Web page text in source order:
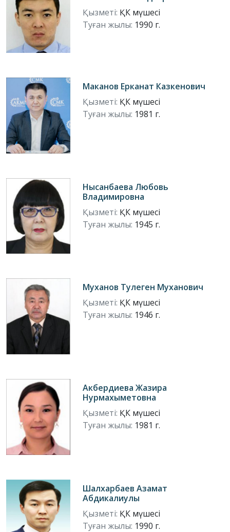
Қызметі: ҚК мүшесі
Туған жылы: 1990 г.
Маканов Ерканат Казкенович
Қызметі: ҚК мүшесі
Туған жылы: 1981 г.
Нысанбаева Любовь
Владимировна
Қызметі: ҚК мүшесі
Туған жылы: 1945 г.
Муханов Тулеген Муханович
Қызметі: ҚК мүшесі
Туған жылы: 1946 г.
Акбердиева Жазира
Нурмахыметовна
Қызметі: ҚК мүшесі
Туған жылы: 1981 г.
Шалхарбаев Азамат
Абдикалиулы
Қызметі: ҚК мүшесі
Туған жылы: 1990 г.